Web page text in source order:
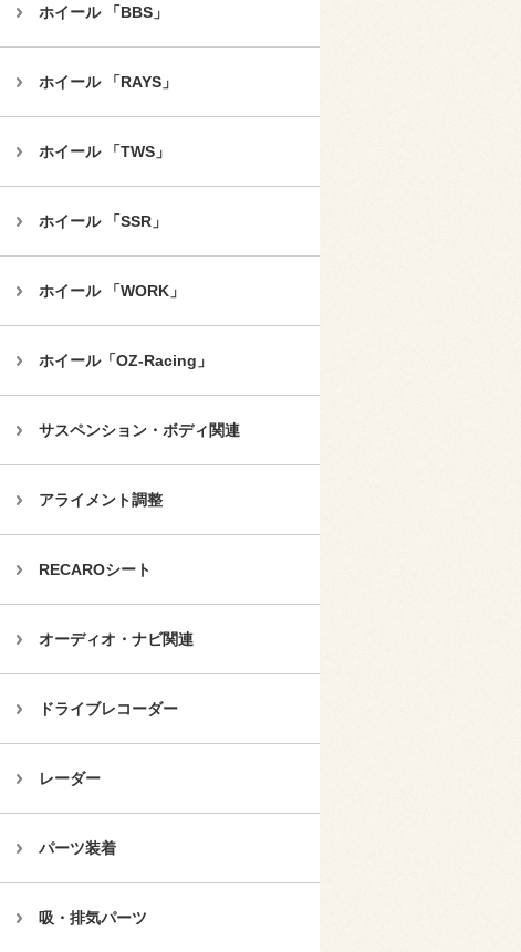
ホイール 「BBS」
ホイール 「RAYS」
ホイール 「TWS」
ホイール 「SSR」
ホイール 「WORK」
ホイール「OZ-Racing」
サスペンション・ボディ関連
アライメント調整
RECAROシート
オーディオ・ナビ関連
ドライブレコーダー
レーダー
パーツ装着
吸・排気パーツ